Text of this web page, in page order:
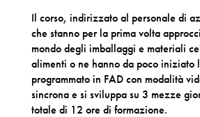
Il corso, indirizzato al personale di
che stanno per la prima volta
mondo degli imballaggi e materiali
alimenti o ne hanno da poco iniziato
programmato in FAD con modalità
sincrona e si sviluppa su 3 mezze
totale di 12 ore di formazione.